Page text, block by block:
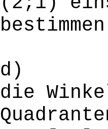
bestimmen
d)
die